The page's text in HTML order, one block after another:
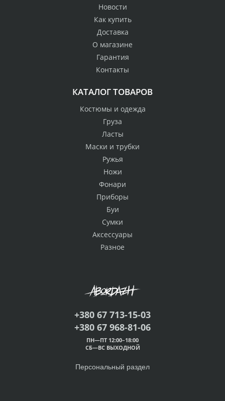
Новости
Как купить
Доставка
О магазине
Гарантия
Контакты
КАТАЛОГ ТОВАРОВ
Костюмы и одежда
Груза
Ласты
Маски и трубки
Ружья
Ножи
Фонари
Приборы
Буи
Сумки
Аксессуары
Разное
+380 67 713-15-03
+380 67 968-81-06
ПН—ПТ 12:00–18:00
СБ—ВС ВЫХОДНОЙ
Персональный раздел